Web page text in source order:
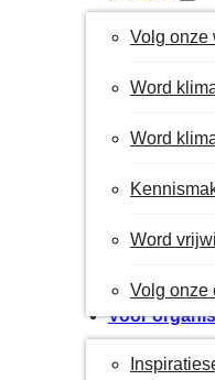
Volg onze
Word
Word
Word
Volg onze
Voor